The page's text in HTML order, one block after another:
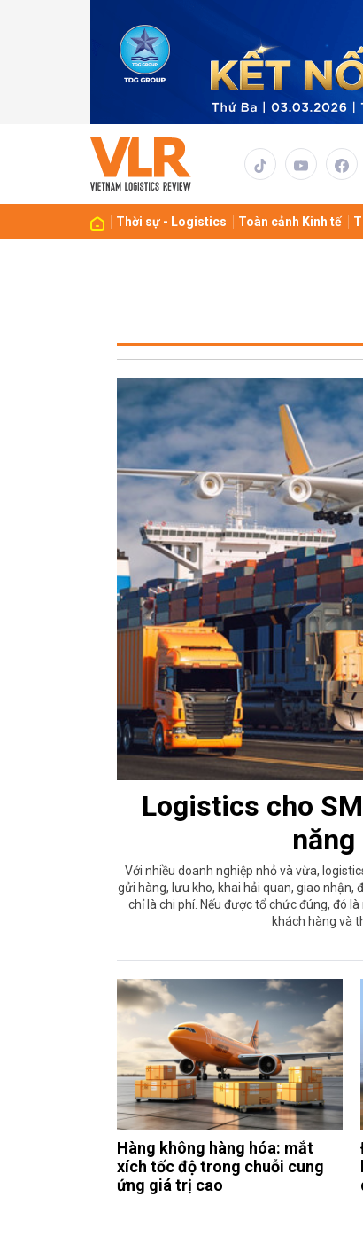
Thời sự - Logistics Toàn cảnh Kinh tế
Logistics cho
Với nhiều doanh nghiệp nhỏ và vừa,
gửi hàng, lưu kho, khai hải quan, giao
chỉ là chi phí. Nếu được tổ chức đúng, đó
khách hàng và
Hàng không hàng hóa: mắt
xích tốc độ trong chuỗi cung
ứng giá trị cao